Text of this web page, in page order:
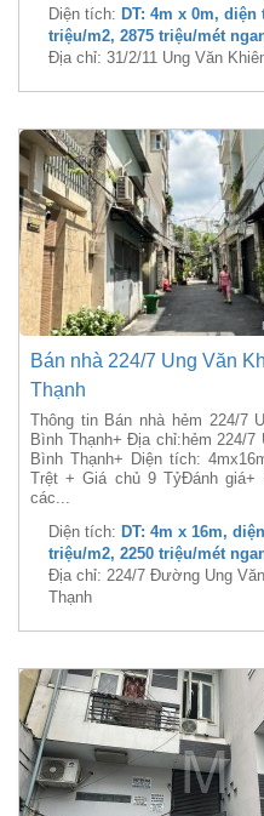
Diện tích: DT: 4m x 0m, diện
triệu/m2, 2875 triệu/mét
Địa chỉ: 31/2/11 Ung Văn
Bán nhà 224/7 Ung Văn
Thạnh
Thông tin Bán nhà hẻm 224/7
Bình Thạnh+ Địa chỉ:hẻm 224/
Bình Thạnh+ Diện tích:
Trệt + Giá chủ 9 TỷĐánh
các...
Diện tích: DT: 4m x 16m,
triệu/m2, 2250 triệu/mét
Địa chỉ: 224/7 Đường Ung
Thạnh